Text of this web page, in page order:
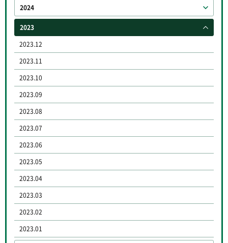
2024
2023
2023.12
2023.11
2023.10
2023.09
2023.08
2023.07
2023.06
2023.05
2023.04
2023.03
2023.02
2023.01